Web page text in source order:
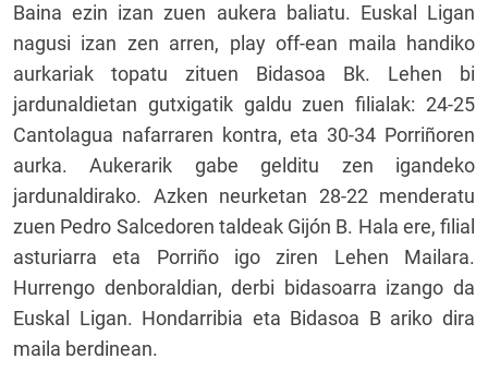
Baina ezin izan zuen aukera baliatu. Euskal Ligan
nagusi izan zen arren, play off-ean maila handiko
aurkariak topatu zituen Bidasoa Bk. Lehen bi
jardunaldietan gutxigatik galdu zuen filialak: 24-25
Cantolagua nafarraren kontra, eta 30-34 Porriñoren
aurka. Aukerarik gabe gelditu zen igandeko
jardunaldirako. Azken neurketan 28-22 menderatu
zuen Pedro Salcedoren taldeak Gijón B. Hala ere, filial
asturiarra eta Porriño igo ziren Lehen Mailara.
Hurrengo denboraldian, derbi bidasoarra izango da
Euskal Ligan. Hondarribia eta Bidasoa B ariko dira
maila berdinean.